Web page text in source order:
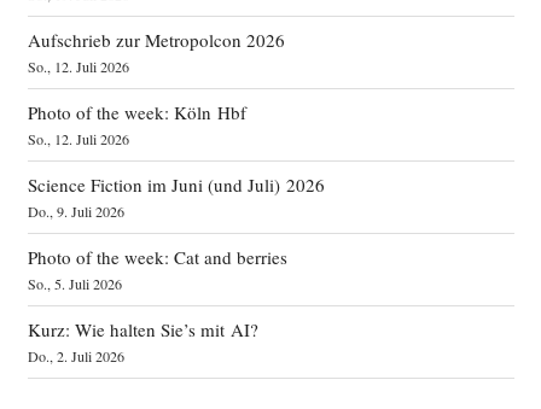
Aufschrieb zur Metropolcon 2026
So., 12. Juli 2026
Photo of the week: Köln Hbf
So., 12. Juli 2026
Science Fiction im Juni (und Juli) 2026
Do., 9. Juli 2026
Photo of the week: Cat and berries
So., 5. Juli 2026
Kurz: Wie halten Sie’s mit AI?
Do., 2. Juli 2026